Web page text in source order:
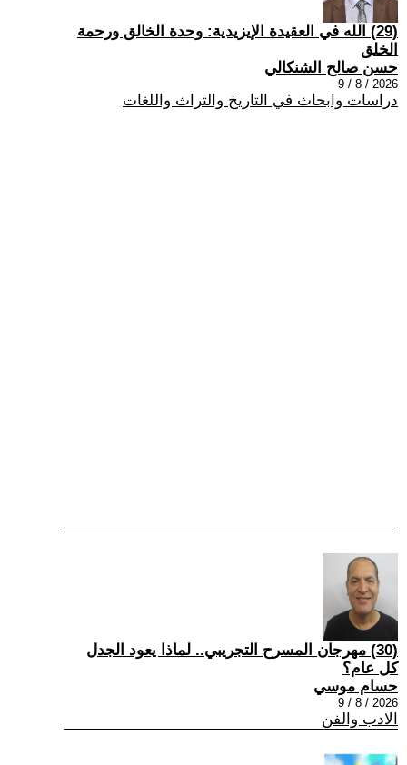
(29) الله في العقيدة الإيزيدية: وحدة الخالق ورحمة
الخلق
حسن صالح الشنكالي
2026 / 8 / 9
دراسات وابحاث في التاريخ والتراث واللغات
(30) مهرجان المسرح التجريبي.. لماذا يعود الجدل
كل عام؟
حسام موسي
2026 / 8 / 9
الادب والفن